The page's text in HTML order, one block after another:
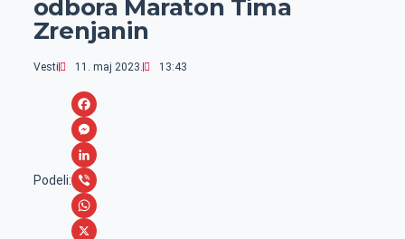
odbora Maraton Tima
Zrenjanin
Vesti 11. maj 2023. 13:43
Podeli:
F
a
c
e
b
M
e
s
s
L
i
n
V
iW